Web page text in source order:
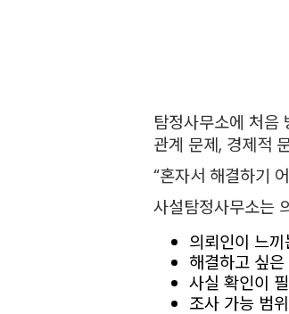
탐정사무소에 처음
관계 문제, 경제적
“혼자서 해결하기
사설탐정사무소는
의뢰인이 느
해결하고 싶
사실 확인이
조사 가능 범